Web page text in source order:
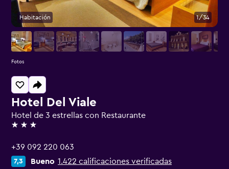
Hotel Del Viale
Hotel de 3 estrellas con Restaurante
3 estrellas
+39 092 220 063
7,3 Bueno 1.422 calificaciones verificadas
Habitación 1/34
Fotos